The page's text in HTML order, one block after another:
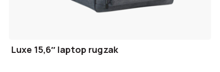
Luxe 15,6″ laptop rugzak